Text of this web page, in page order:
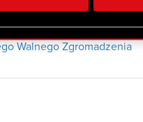
lub uzyskanymi
plików cookie.
Walnego Zgromadzenia